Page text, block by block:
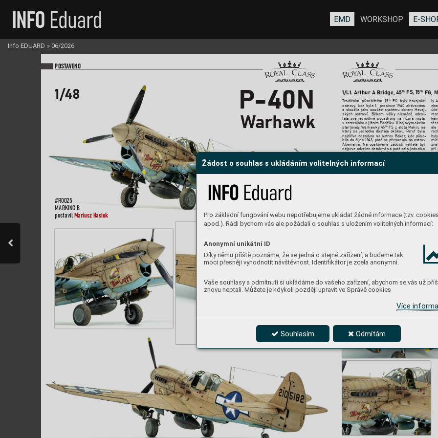
Žádost o souhlas s ukládáním volitelných informací
Pro základní fungování webu nepotřebujeme ukládat žádné informace (tzv. cookies
apod.). Rádi bychom vás ale požádali o souhlas s uložením volitelných informací:
Anonymní unikátní ID
Díky němu příště poznáme, že se jedná o stejné zařízení, a budeme tak
moci přesněji vyhodnotit návštěvnost. Identifikátor je zcela anonymní.
Vaše souhlasy a odmítnutí si ukládáme do vašeho zařízení, abychom se vás už
znovu neptali. Můžete je kdykoli později upravit ve Správě cookies
Více
Souhlasím Odmítám
POSTAVENO
postavil Mariusz Hasiuk
#R0025
P-40N
War hawk
MARKING B
1/48 1/Lt. Arthur A Bridge, 45th FS, 15th FG,
Tradičním působištěm 15 th FG byly havajské
ostrovy, kde byla 1. prosince 1940 aktivována
a sloužila jako součást systému obrany Havaj-
ských ostrovů. Během války nicméně odesí-
lala své jednotlivé squadrony na různá místa
v centrálním a jižním Pacifiku. K bojovým akcím
startovaly Warhawky 45 th FS z atolu Makin, na
který se jednotka dostala oklikou. Peruť byla
nejdříve odeslána na ostrov Baker, kde půso-
bila do října 1943, poté se přesunula na ostrov
Abemama. Na opakované žádosti velitele byl
nejprve odvelen detašmán a poté celá jednotka
na atol Makin, kde již několik týdnů operova-
ly
účel,
nton
kám.
těr
ale
při
EMD WORKSHOP E-
Info EDUARD » 06/2026